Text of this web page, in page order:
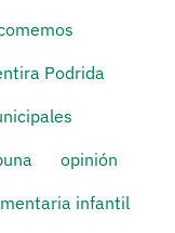
Podrida
opinión
infantil